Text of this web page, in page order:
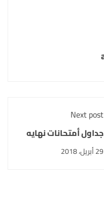
Next post
جداول أمتحانات نهايه
العام